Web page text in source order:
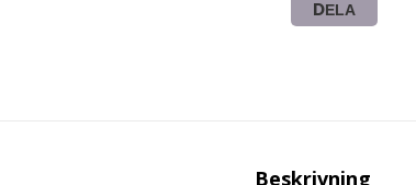
DELA
Beskrivning